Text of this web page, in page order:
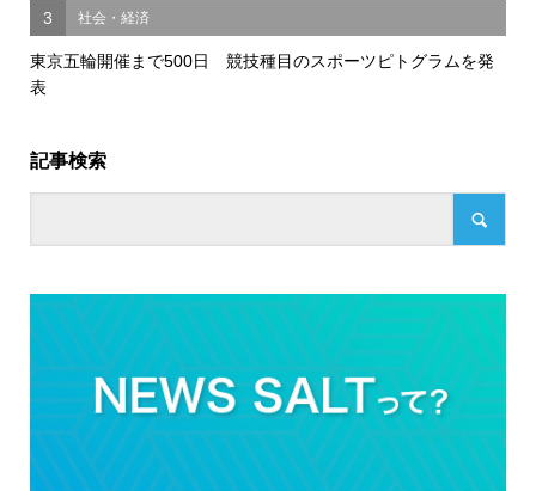
3 社会・経済
東京五輪開催まで500日 競技種目のスポーツピトグラムを発
表
記事検索